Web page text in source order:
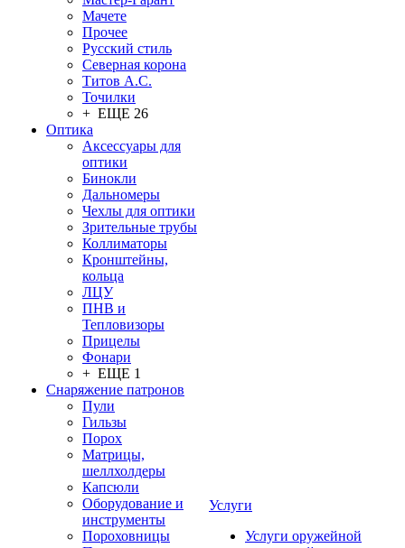
Мачете
Прочее
Русский стиль
Северная корона
Титов А.С.
Точилки
+ ЕЩЕ 26
Оптика
Аксессуары для
оптики
Бинокли
Дальномеры
Чехлы для оптики
Зрительные трубы
Коллиматоры
Кронштейны,
кольца
ЛЦУ
ПНВ и
Тепловизоры
Прицелы
Фонари
+ ЕЩЕ 1
Снаряжение патронов
Пули
Гильзы
Порох
Матрицы,
шеллхолдеры
Капсюли
Оборудование и
инструменты
Пороховницы
Услуги
Услуги оружейной